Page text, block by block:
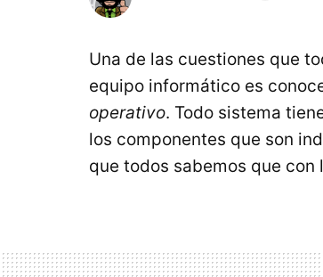
Una de las cuestiones que
equipo informático es
operativo. Todo sistema
los componentes que son
que todos sabemos que con